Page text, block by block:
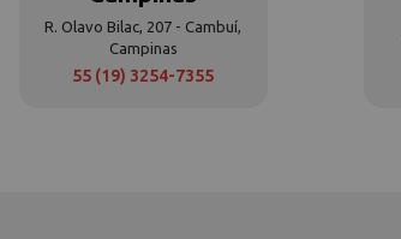
R. Olavo Bilac, 207 - Cambuí,
Campinas
55 (19) 3254-7355